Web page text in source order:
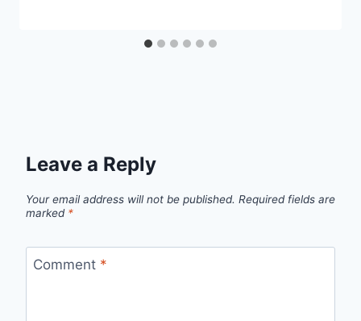
Leave a Reply
Your email address will not be published. Required fields are
marked *
Comment *